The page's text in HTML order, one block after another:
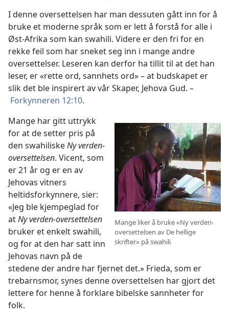
I denne oversettelsen har man dessuten gått inn for å
bruke et moderne språk som er lett å forstå for alle i
Øst-Afrika som kan swahili. Videre er den fri for en
rekke feil som har sneket seg inn i mange andre
oversettelser. Leseren kan derfor ha tillit til at det han
leser, er «rette ord, sannhets ord» – at budskapet er
slik det ble inspirert av vår Skaper, Jehova Gud. –
Forkynneren 12:10.
Mange liker å bruke «Ny verden-
oversettelsen av De hellige
skrifter» på swahili
Mange har gitt uttrykk
for at de setter pris på
den swahiliskeNy verden-
oversettelsen. Vicent, som
er 21 år og er en av
Jehovas vitners
heltidsforkynnere, sier:
«Jeg ble kjempeglad for
atNy verden-oversettelsen
bruker et enkelt swahili,
og for at den har satt inn
Jehovas navn på de
stedene der andre har fjernet det.» Frieda, som er
trebarnsmor, synes denne oversettelsen har gjort det
lettere for henne å forklare bibelske sannheter for
folk.